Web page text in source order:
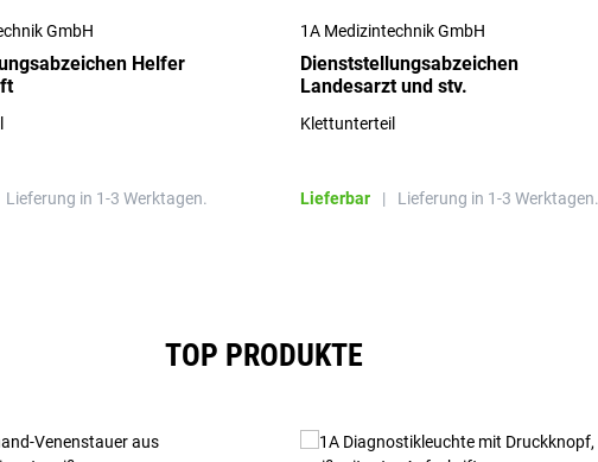
GmbH
Helfer
Lieferung in 1-3 Werktagen.
1A Medizintechnik GmbH
Dienststellungsabzeichen
Landesarzt und stv.
Klettunterteil
Lieferbar | Lieferung in 1-3 Werktagen.
TOP PRODUKTE